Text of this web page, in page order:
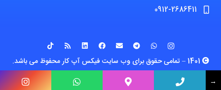
0912-2686411
طراحی سایت
: دهاستینگ
→